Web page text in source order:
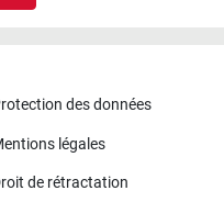
des données
légales
de rétractation